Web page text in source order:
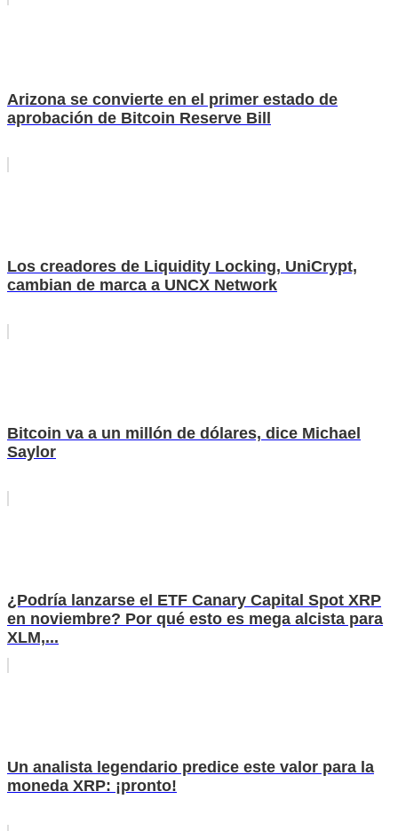
Arizona se convierte en el primer estado de
aprobación de Bitcoin Reserve Bill
Los creadores de Liquidity Locking, UniCrypt,
cambian de marca a UNCX Network
Bitcoin va a un millón de dólares, dice Michael
Saylor
¿Podría lanzarse el ETF Canary Capital Spot XRP
en noviembre? Por qué esto es mega alcista para
XLM,...
Un analista legendario predice este valor para la
moneda XRP: ¡pronto!